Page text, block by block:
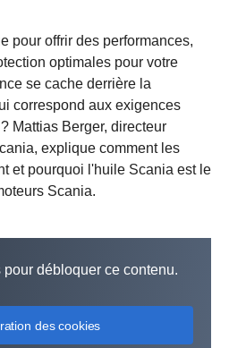
pour offrir des performances,
optimales pour votre
se cache derrière la
correspond aux exigences
Mattias Berger, directeur
explique comment les
et pourquoi l'huile Scania est le
Scania.
débloquer ce contenu.
des cookies